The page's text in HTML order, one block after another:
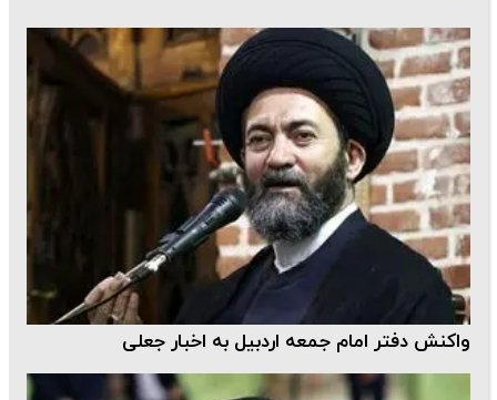
واکنش دفتر امام جمعه اردبیل به اخبار جعلی